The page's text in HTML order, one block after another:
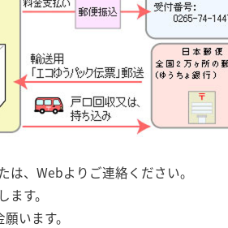
は、Webよりご連絡ください。
す。
います。